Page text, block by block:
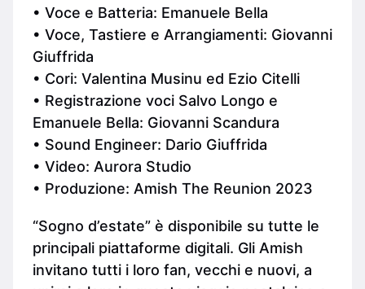
• Voce e Batteria: Emanuele Bella
• Voce, Tastiere e Arrangiamenti: Giovanni
Giuffrida
• Cori: Valentina Musinu ed Ezio Citelli
• Registrazione voci Salvo Longo e
Emanuele Bella: Giovanni Scandura
• Sound Engineer: Dario Giuffrida
• Video: Aurora Studio
• Produzione: Amish The Reunion 2023
“Sogno d’estate” è disponibile su tutte le
principali piattaforme digitali. Gli Amish
invitano tutti i loro fan, vecchi e nuovi, a